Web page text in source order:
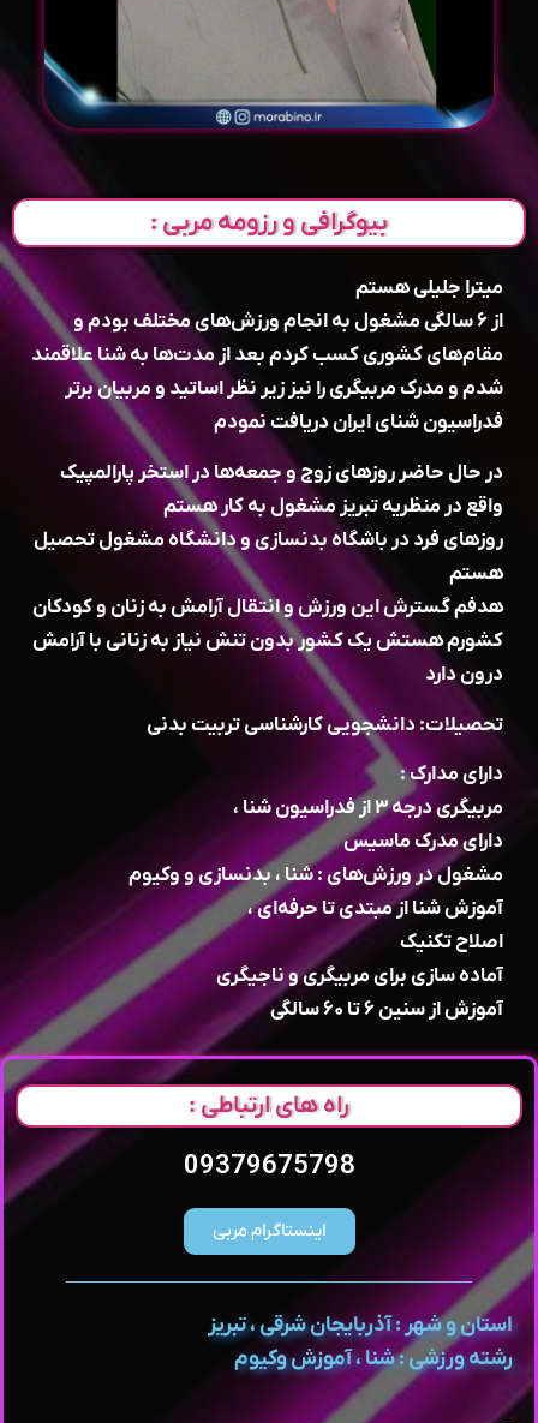
بیوگرافی و رزومه مربی :
میترا جلیلی هستم
از ۶ سالگی مشغول به انجام ورزش‌های مختلف بودم و
مقام‌های کشوری کسب کردم بعد از مدت‌ها به شنا علاقمند
شدم و مدرک مربیگری را نیز زیر نظر اساتید و مربیان برتر
فدراسیون شنای ایران دریافت نمودم
در حال حاضر روزهای زوج و جمعه‌ها در استخر پارالمپیک
واقع در منظریه تبریز مشغول به کار هستم
روزهای فرد در باشگاه بدنسازی و دانشگاه مشغول تحصیل
هستم
هدفم گسترش این ورزش و انتقال آرامش به زنان و کودکان
کشورم هستش یک کشور بدون تنش نیاز به زنانی با آرامش
درون دارد
تحصیلات: دانشجویی کارشناسی تربیت بدنی
دارای مدارک :
مربیگری درجه ۳ از فدراسیون شنا ،
دارای مدرک ماسیس
مشغول در ورزش‌های : شنا ، بدنسازی و وکیوم
آموزش شنا از مبتدی تا حرفه‌ای ،
اصلاح تکنیک
آماده سازی برای مربیگری و ناجیگری
آموزش از سنین ۶ تا ۶۰ سالگی
راه های ارتباطی :
09379675798
اینستاگرام مربی
استان و شهر : آذربایجان شرقی ، تبریز
رشته ورزشی : شنا ، آموزش وکیوم